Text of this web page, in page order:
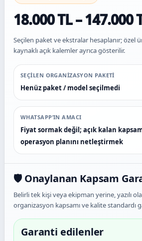
18.000 TL – 147.000
Seçilen paket ve ekstralar hesaplanır; özel
kaynaklı açık kalemler ayrıca gösterilir.
SEÇILEN ORGANIZASYON PAKETI
Henüz paket / model seçilmedi
WHATSAPP’IN AMACI
Fiyat sormak değil; açık kalan
operasyon planını netleştirmek
🛡️ Onaylanan Kapsam
Belirli tek kişi veya ekipman yerine, yazılı
organizasyon kapsamı ve kalite standardı
Garanti edilenler